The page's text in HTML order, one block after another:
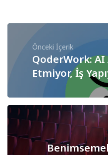
Önceki İçerik
QoderWork: AI
Etmiyor, İş